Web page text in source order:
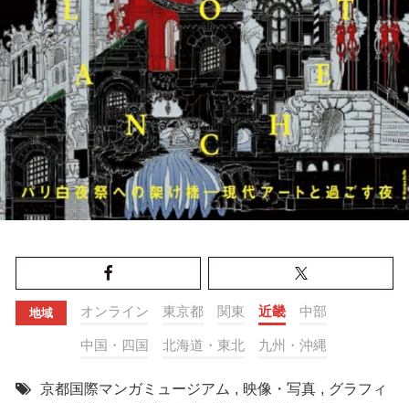
地域 オンライン 東京都 関東 近畿 中部
中国・四国 北海道・東北 九州・沖縄
京都国際マンガミュージアム , 映像・写真 , グラフィ